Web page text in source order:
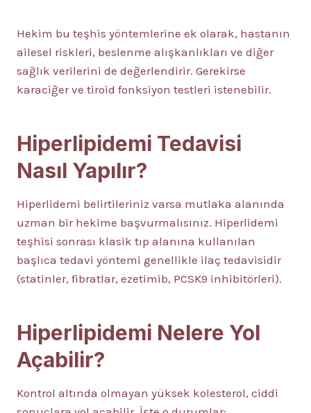
Hekim bu teşhis yöntemlerine ek olarak, hastanın
ailesel riskleri, beslenme alışkanlıkları ve diğer
sağlık verilerini de değerlendirir. Gerekirse
karaciğer ve tiroid fonksiyon testleri istenebilir.
Hiperlipidemi Tedavisi
Nasıl Yapılır?
Hiperlidemi belirtileriniz varsa mutlaka alanında
uzman bir hekime başvurmalısınız. Hiperlidemi
teşhisi sonrası klasik tıp alanına kullanılan
başlıca tedavi yöntemi genellikle ilaç tedavisidir
(statinler, fibratlar, ezetimib, PCSK9 inhibitörleri).
Hiperlipidemi Nelere Yol
Açabilir?
Kontrol altında olmayan yüksek kolesterol, ciddi